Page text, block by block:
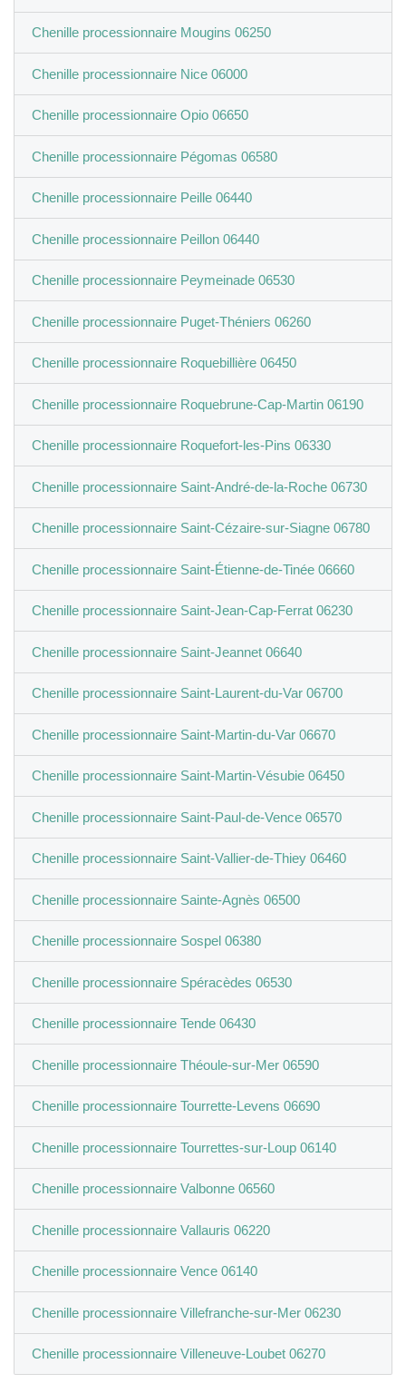
Chenille processionnaire Mougins 06250
Chenille processionnaire Nice 06000
Chenille processionnaire Opio 06650
Chenille processionnaire Pégomas 06580
Chenille processionnaire Peille 06440
Chenille processionnaire Peillon 06440
Chenille processionnaire Peymeinade 06530
Chenille processionnaire Puget-Théniers 06260
Chenille processionnaire Roquebillière 06450
Chenille processionnaire Roquebrune-Cap-Martin 06190
Chenille processionnaire Roquefort-les-Pins 06330
Chenille processionnaire Saint-André-de-la-Roche 06730
Chenille processionnaire Saint-Cézaire-sur-Siagne 06780
Chenille processionnaire Saint-Étienne-de-Tinée 06660
Chenille processionnaire Saint-Jean-Cap-Ferrat 06230
Chenille processionnaire Saint-Jeannet 06640
Chenille processionnaire Saint-Laurent-du-Var 06700
Chenille processionnaire Saint-Martin-du-Var 06670
Chenille processionnaire Saint-Martin-Vésubie 06450
Chenille processionnaire Saint-Paul-de-Vence 06570
Chenille processionnaire Saint-Vallier-de-Thiey 06460
Chenille processionnaire Sainte-Agnès 06500
Chenille processionnaire Sospel 06380
Chenille processionnaire Spéracèdes 06530
Chenille processionnaire Tende 06430
Chenille processionnaire Théoule-sur-Mer 06590
Chenille processionnaire Tourrette-Levens 06690
Chenille processionnaire Tourrettes-sur-Loup 06140
Chenille processionnaire Valbonne 06560
Chenille processionnaire Vallauris 06220
Chenille processionnaire Vence 06140
Chenille processionnaire Villefranche-sur-Mer 06230
Chenille processionnaire Villeneuve-Loubet 06270